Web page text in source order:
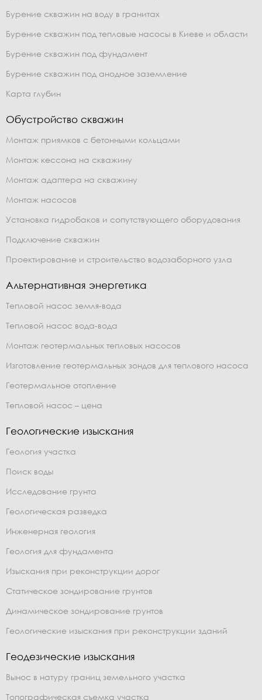
Бурение скважин на воду в гранитах
Бурение скважин под тепловые насосы в Киеве и области
Бурение скважин под фундамент
Бурение скважин под анодное заземление
Карта глубин
Обустройство скважин
Монтаж приямков с бетонными кольцами
Монтаж кессона на скважину
Монтаж адаптера на скважину
Монтаж насосов
Установка гидробаков и сопутствующего оборудования
Подключение скважин
Проектирование и строительство водозаборного узла
Альтернативная энергетика
Тепловой насос земля-вода
Тепловой насос вода-вода
Монтаж геотермальных тепловых насосов
Изготовление геотермальных зондов для теплового насоса
Геотермальное отопление
Тепловой насос – цена
Геологические изыскания
Геология участка
Поиск воды
Исследование грунта
Геологическая разведка
Инженерная геология
Геология для фундамента
Изыскания при реконструкции дорог
Статическое зондирование грунтов
Динамическое зондирование грунтов
Геологические изыскания при реконструкции зданий
Геодезические изыскания
Вынос в натуру границ земельного участка
Топографическая съемка участка